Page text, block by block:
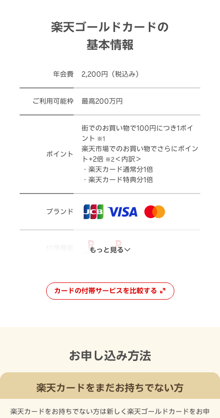
楽天ゴールドカードの
基本情報
年会費 2,200円（税込み）
ご利用可能枠 最高200万円
ポイント
街でのお買い物で100円につき1ポイ
ント ※1
楽天市場でのお買い物でさらにポイン
ト+2倍 ※2＜内訳＞
・楽天カード通常分1倍
・楽天カード特典分1倍
ブランド
もっと見る
カードの付帯サービスを比較する
お申し込み方法
楽天カードをまだお持ちでない方
楽天カードをお持ちでない方は新しく楽天ゴールドカードをお申